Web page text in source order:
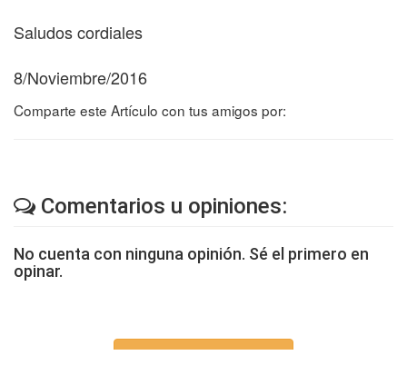
Saludos cordiales
8/Noviembre/2016
Comparte este Artículo con tus amigos por:
Comentarios u opiniones:
No cuenta con ninguna opinión. Sé el primero en
opinar.
Opinar o comentar